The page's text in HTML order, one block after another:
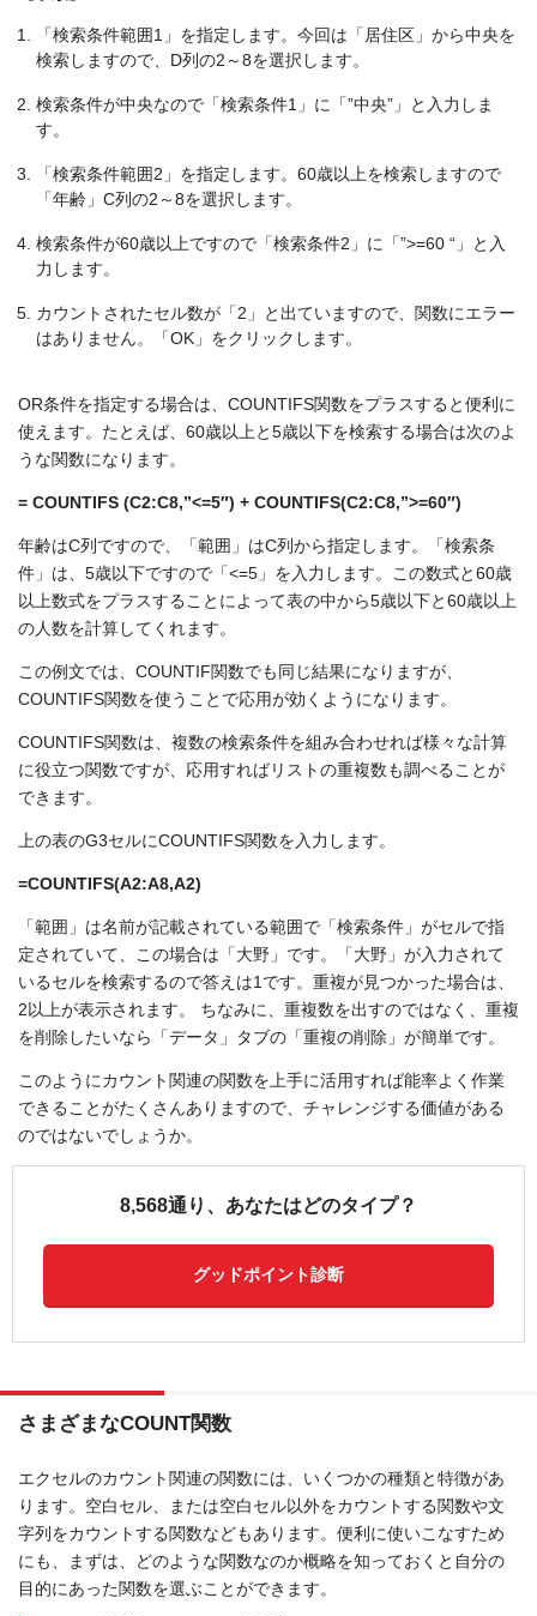
「検索条件範囲1」を指定します。今回は「居住区」から中央を
検索しますので、D列の2～8を選択します。
検索条件が中央なので「検索条件1」に「”中央”」と入力しま
す。
「検索条件範囲2」を指定します。60歳以上を検索しますので
「年齢」C列の2～8を選択します。
検索条件が60歳以上ですので「検索条件2」に「”>=60 “」と入
力します。
カウントされたセル数が「2」と出ていますので、関数にエラー
はありません。「OK」をクリックします。
OR条件を指定する場合は、COUNTIFS関数をプラスすると便利に
使えます。たとえば、60歳以上と5歳以下を検索する場合は次のよ
うな関数になります。
= COUNTIFS (C2:C8,”<=5″) + COUNTIFS(C2:C8,”>=60″)
年齢はC列ですので、「範囲」はC列から指定します。「検索条
件」は、5歳以下ですので「<=5」を入力します。この数式と60歳
以上数式をプラスすることによって表の中から5歳以下と60歳以上
の人数を計算してくれます。
この例文では、COUNTIF関数でも同じ結果になりますが、
COUNTIFS関数を使うことで応用が効くようになります。
COUNTIFS関数は、複数の検索条件を組み合わせれば様々な計算
に役立つ関数ですが、応用すればリストの重複数も調べることが
できます。
上の表のG3セルにCOUNTIFS関数を入力します。
=COUNTIFS(A2:A8,A2)
「範囲」は名前が記載されている範囲で「検索条件」がセルで指
定されていて、この場合は「大野」です。「大野」が入力されて
いるセルを検索するので答えは1です。重複が見つかった場合は、
2以上が表示されます。 ちなみに、重複数を出すのではなく、重複
を削除したいなら「データ」タブの「重複の削除」が簡単です。
このようにカウント関連の関数を上手に活用すれば能率よく作業
できることがたくさんありますので、チャレンジする価値がある
のではないでしょうか。
8,568通り、あなたはどのタイプ？
グッドポイント診断
さまざまなCOUNT関数
エクセルのカウント関連の関数には、いくつかの種類と特徴があ
ります。空白セル、または空白セル以外をカウントする関数や文
字列をカウントする関数などもあります。便利に使いこなすため
にも、まずは、どのような関数なのか概略を知っておくと自分の
目的にあった関数を選ぶことができます。